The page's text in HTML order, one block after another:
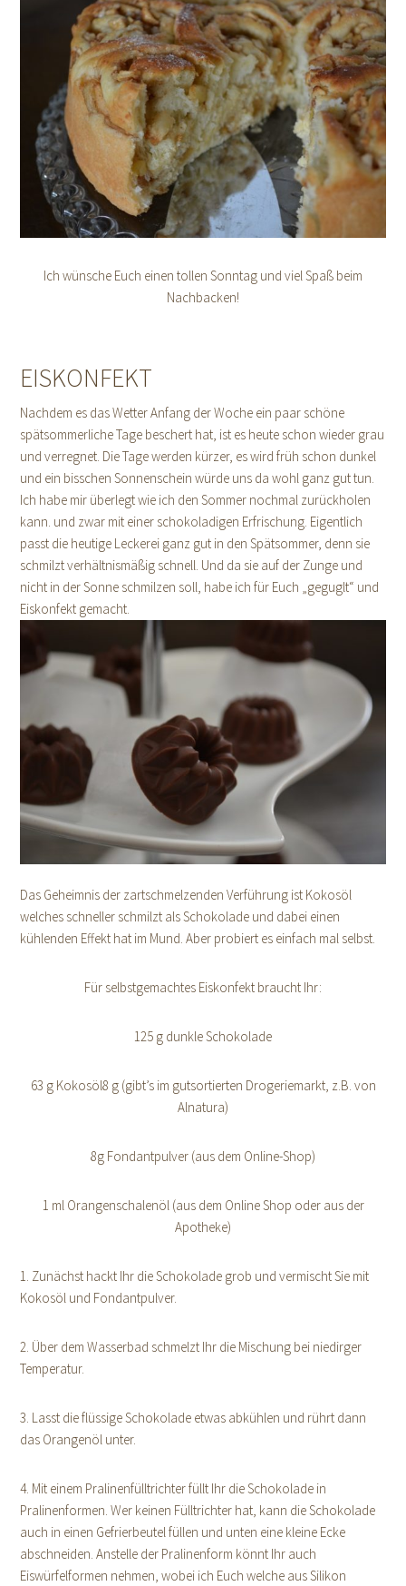
Ich wünsche Euch einen tollen Sonntag und viel Spaß beim
Nachbacken!
EISKONFEKT
Nachdem es das Wetter Anfang der Woche ein paar schöne
spätsommerliche Tage beschert hat, ist es heute schon wieder grau
und verregnet. Die Tage werden kürzer, es wird früh schon dunkel
und ein bisschen Sonnenschein würde uns da wohl ganz gut tun.
Ich habe mir überlegt wie ich den Sommer nochmal zurückholen
kann. und zwar mit einer schokoladigen Erfrischung. Eigentlich
passt die heutige Leckerei ganz gut in den Spätsommer, denn sie
schmilzt verhältnismäßig schnell. Und da sie auf der Zunge und
nicht in der Sonne schmilzen soll, habe ich für Euch „geguglt“ und
Eiskonfekt gemacht.
Das Geheimnis der zartschmelzenden Verführung ist Kokosöl
welches schneller schmilzt als Schokolade und dabei einen
kühlenden Effekt hat im Mund. Aber probiert es einfach mal selbst.
Für selbstgemachtes Eiskonfekt braucht Ihr:
125 g dunkle Schokolade
63 g Kokosöl8 g (gibt’s im gutsortierten Drogeriemarkt, z.B. von
Alnatura)
8g Fondantpulver (aus dem Online-Shop)
1 ml Orangenschalenöl (aus dem Online Shop oder aus der
Apotheke)
1. Zunächst hackt Ihr die Schokolade grob und vermischt Sie mit
Kokosöl und Fondantpulver.
2. Über dem Wasserbad schmelzt Ihr die Mischung bei niedirger
Temperatur.
3. Lasst die flüssige Schokolade etwas abkühlen und rührt dann
das Orangenöl unter.
4. Mit einem Pralinenfülltrichter füllt Ihr die Schokolade in
Pralinenformen. Wer keinen Fülltrichter hat, kann die Schokolade
auch in einen Gefrierbeutel füllen und unten eine kleine Ecke
abschneiden. Anstelle der Pralinenform könnt Ihr auch
Eiswürfelformen nehmen, wobei ich Euch welche aus Silikon